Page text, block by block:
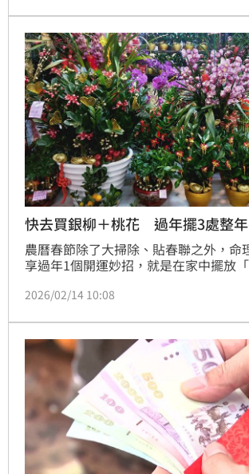
快去買銀柳＋桃花 過年擺3處整
農曆春節除了大掃除、貼春聯之外，命
享過年1個開運妙招，就是在家中擺放
春期間這樣說，整年有錢花！」
2026/02/14 10:08